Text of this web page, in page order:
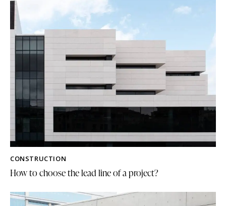
CONSTRUCTION
How to choose the lead line of a project?